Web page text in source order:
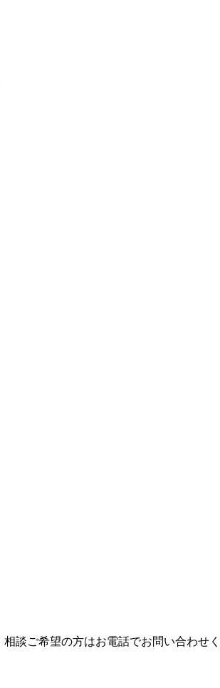
談ご希望の方はお電話でお問い合わせく